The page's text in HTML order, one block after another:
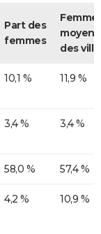
Part des
femmes
des
10,1 % 11,9 %
3,4 % 3,4 %
58,0 % 57,4 %
4,2 % 10,9 %